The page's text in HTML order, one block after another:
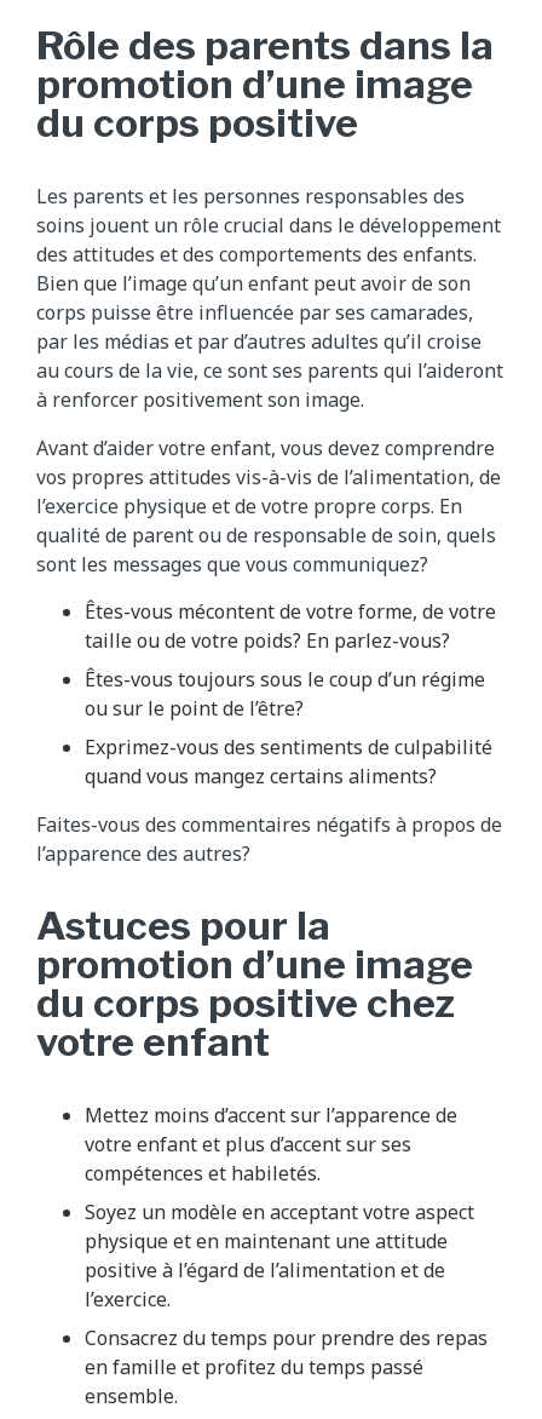
Rôle des parents dans la
promotion d’une image
du corps positive
Les parents et les personnes responsables des
soins jouent un rôle crucial dans le développement
des attitudes et des comportements des enfants.
Bien que l’image qu’un enfant peut avoir de son
corps puisse être influencée par ses camarades,
par les médias et par d’autres adultes qu’il croise
au cours de la vie, ce sont ses parents qui l’aideront
à renforcer positivement son image.
Avant d’aider votre enfant, vous devez comprendre
vos propres attitudes vis-à-vis de l’alimentation, de
l’exercice physique et de votre propre corps. En
qualité de parent ou de responsable de soin, quels
sont les messages que vous communiquez?
Êtes-vous mécontent de votre forme, de votre
taille ou de votre poids? En parlez-vous?
Êtes-vous toujours sous le coup d’un régime
ou sur le point de l’être?
Exprimez-vous des sentiments de culpabilité
quand vous mangez certains aliments?
Faites-vous des commentaires négatifs à propos de
l’apparence des autres?
​A​stuces pour la
promotion d’une image
du corps positive chez
votre enfant
Mettez moins d’accent sur l’apparence de
votre enfant et plus d’accent sur ses
compétences et habiletés.
Soyez un modèle en acceptant votre aspect
physique et en maintenant une attitude
positive à l’égard de l’alimentation et de
l’exercice.
Consacrez du temps pour prendre des repas
en famille et profitez du temps passé
ensemble.